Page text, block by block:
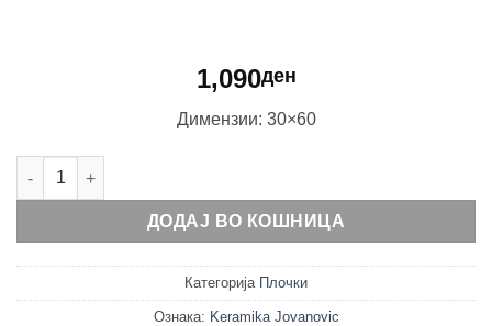
1,090ден
Димензии: 30×60
Panama Graphite Mosaic количина
ДОДАЈ ВО КОШНИЦА
Категорија Плочки
Ознака: Keramika Jovanovic